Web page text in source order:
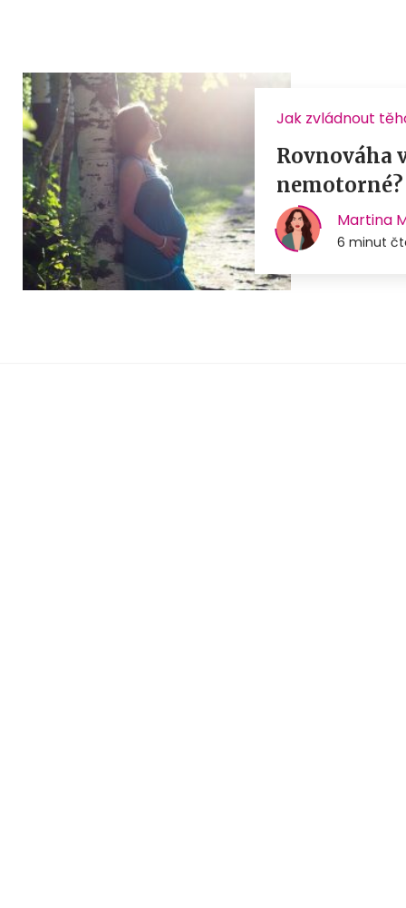
Jak zvládnout
Rovnováha
nemotorné?
Martina
6 minut